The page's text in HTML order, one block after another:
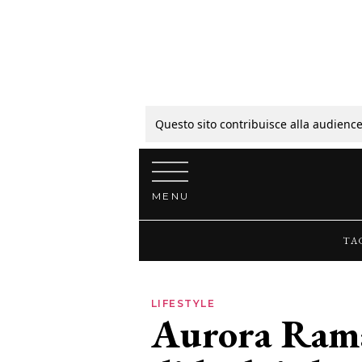
Questo sito contribuisce alla
Vai al contenuto
MENU
LIFESTYLE
Aurora